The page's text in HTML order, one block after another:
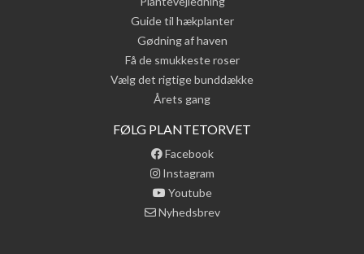
Guide til hækplanter
Gødning af haven
Få de smukkeste roser
Vælg det rigtige bunddække
Årets gang
FØLG PLANTETORVET
Facebook
Instagram
Youtube
Nyhedsbrev